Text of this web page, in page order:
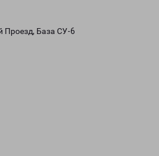
Проезд, База СУ-6